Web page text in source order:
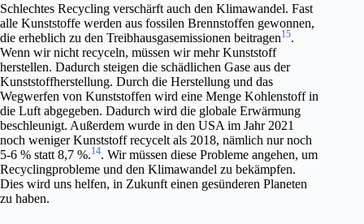
Schlechtes Recycling verschärft auch den Klimawandel. Fast
alle Kunststoffe werden aus fossilen Brennstoffen gewonnen,
die erheblich zu den Treibhausgasemissionen beitragen15.
Wenn wir nicht recyceln, müssen wir mehr Kunststoff
herstellen. Dadurch steigen die schädlichen Gase aus der
Kunststoffherstellung. Durch die Herstellung und das
Wegwerfen von Kunststoffen wird eine Menge Kohlenstoff in
die Luft abgegeben. Dadurch wird die globale Erwärmung
beschleunigt. Außerdem wurde in den USA im Jahr 2021
noch weniger Kunststoff recycelt als 2018, nämlich nur noch
5-6 % statt 8,7 %.14. Wir müssen diese Probleme angehen, um
Recyclingprobleme und den Klimawandel zu bekämpfen.
Dies wird uns helfen, in Zukunft einen gesünderen Planeten
zu haben.